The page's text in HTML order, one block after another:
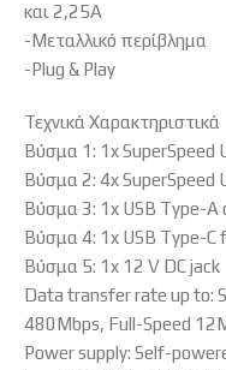
και 2,25A
-Μεταλλικό περίβλημα
-Plug & Play
Τεχνικά Χαρακτηριστικά
Βύσμα 1: 1x SuperSpeed
Βύσμα 2: 4x SuperSpeed
Βύσμα 3: 1x USB Type-A
Βύσμα 4: 1x USB Type-
Βύσμα 5: 1x 12 V DC jack
Data transfer rate up to:
480Mbps, Full-Speed
Power supply: Self-